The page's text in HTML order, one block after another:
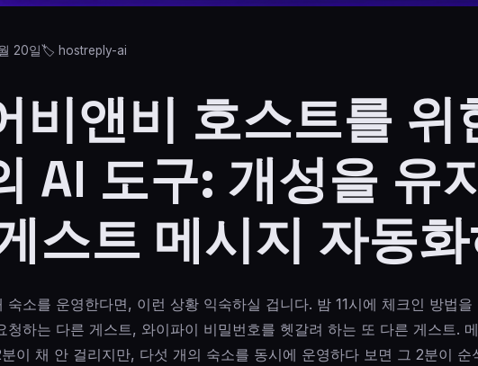
20일🏷️ hostreply-ai
비앤비 호스트를 위
AI 도구: 개성을 유
스트 메시지 자동
숙소를 운영한다면, 이런 상황 익숙하실 겁니다. 밤 11시에 체크인 방법
청하는 다른 게스트, 와이파이 비밀번호를 헷갈려 하는 또 다른 게스트.
이 채 안 걸리지만, 다섯 개의 숙소를 동시에 운영하다 보면 그 2분이 순